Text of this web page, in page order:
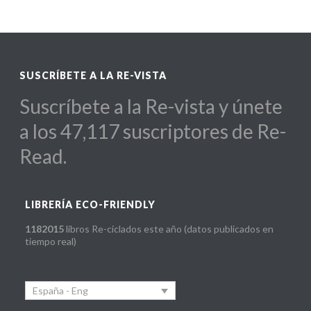
SUSCRÍBETE A LA RE-VISTA
Suscríbete a la Re-vista y únete
a los 47,117 suscriptores de Re-
Read.
LIBRERÍA ECO-FRIENDLY
1182015libros Re-ciclados este año (datos publicados en
tiempo real)
España - Eng